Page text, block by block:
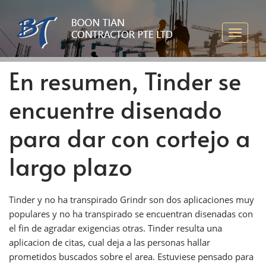
En resumen, Tinder se
encuentre disenado
para dar con cortejo a
largo plazo
Tinder y no ha transpirado Grindr son dos aplicaciones muy
populares y no ha transpirado se encuentran disenadas con
el fin de agradar exigencias otras. Tinder resulta una
aplicacion de citas, cual deja a las personas hallar
prometidos buscados sobre el area. Estuviese pensado para